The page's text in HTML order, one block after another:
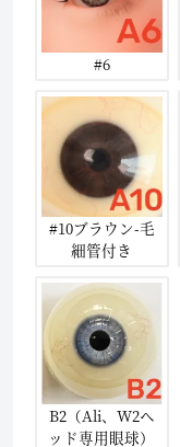
#6
#10ブラウン-毛
細管付き
B2（Ali、W2ヘ
ッド専用眼球）